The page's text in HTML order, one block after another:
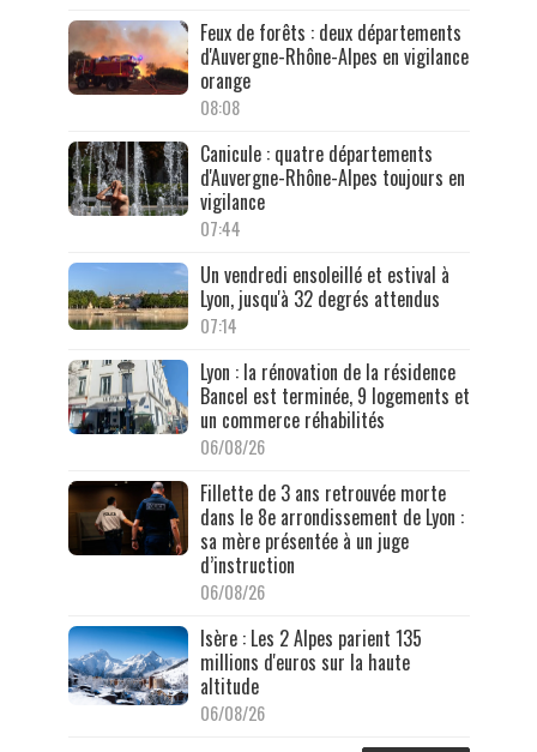
Feux de forêts : deux départements
d'Auvergne-Rhône-Alpes en vigilance
orange
08:08
Canicule : quatre départements
d'Auvergne-Rhône-Alpes toujours en
vigilance
07:44
Un vendredi ensoleillé et estival à
Lyon, jusqu'à 32 degrés attendus
07:14
Lyon : la rénovation de la résidence
Bancel est terminée, 9 logements et
un commerce réhabilités
06/08/26
Fillette de 3 ans retrouvée morte
dans le 8e arrondissement de Lyon :
sa mère présentée à un juge
d’instruction
06/08/26
Isère : Les 2 Alpes parient 135
millions d'euros sur la haute
altitude
06/08/26